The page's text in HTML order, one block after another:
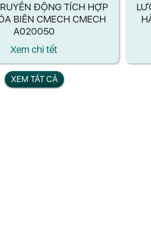
ĐỘNG TÍCH HỢP
BIÊN​ CMECH CMECH
A020050
Xem chi tết
XEM TẤT CẢ